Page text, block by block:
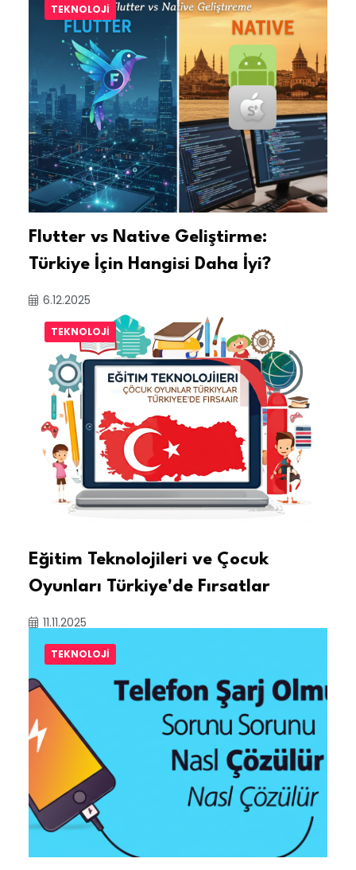
TEKNOLOJI
Flutter vs Native Geliştirme:
Türkiye İçin Hangisi Daha İyi?
6.12.2025
TEKNOLOJI
Eğitim Teknolojileri ve Çocuk
Oyunları Türkiye'de Fırsatlar
11.11.2025
TEKNOLOJI